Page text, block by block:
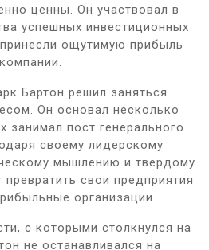
ценны. Он участвовал в
успешных инвестиционных
ощутимую прибыль
компании.
Бартон решил заняться
Он основал несколько
занимал пост генерального
своему лидерскому
мышлению и твердому
свои предприятия
организации.
с которыми столкнулся на
не останавливался на